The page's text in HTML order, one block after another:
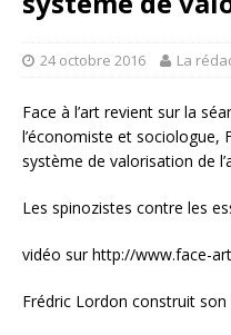
24 octobre 2016 La
Face à l’art revient sur la
l’économiste et sociologue,
système de valorisation de
Les spinozistes contre les
vidéo sur http://www.face-
Frédric Lordon construit